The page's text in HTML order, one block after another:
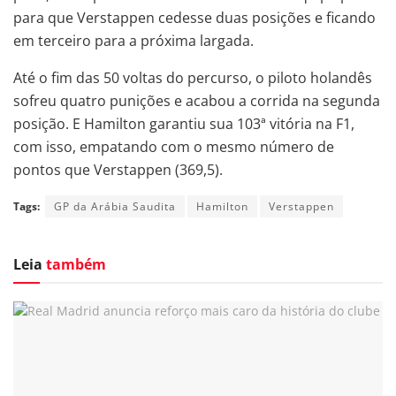
para que Verstappen cedesse duas posições e ficando
em terceiro para a próxima largada.
Até o fim das 50 voltas do percurso, o piloto holandês
sofreu quatro punições e acabou a corrida na segunda
posição. E Hamilton garantiu sua 103ª vitória na F1,
com isso, empatando com o mesmo número de
pontos que Verstappen (369,5).
Tags: GP da Arábia Saudita Hamilton Verstappen
Leia também